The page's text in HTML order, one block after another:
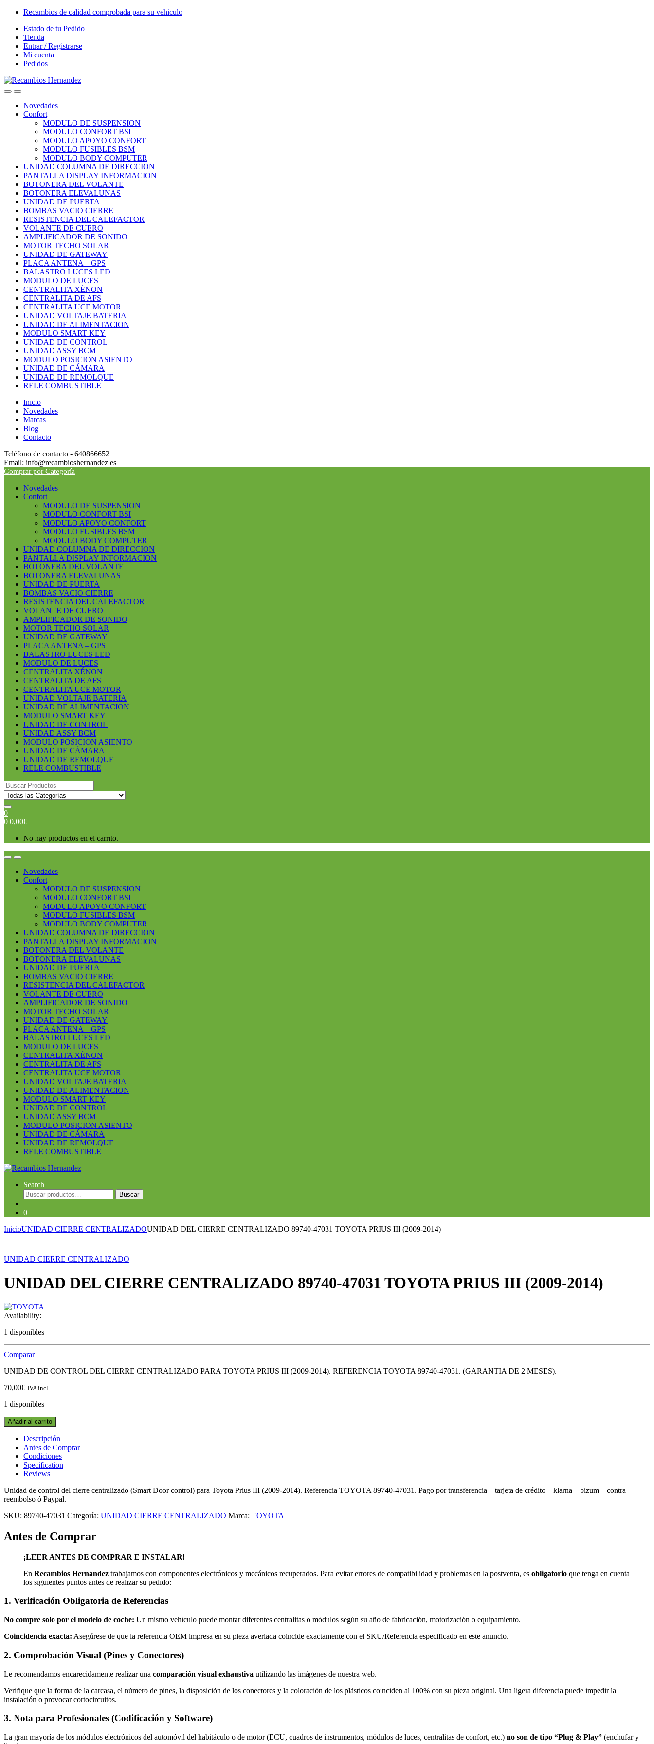
Skip
navigation
Skip
content
Recambios de calidad comprobada para su vehiculo
Estado de tu Pedido
Tienda
Entrar / Registrarse
Mi cuenta
Pedidos
OpenClose
Novedades
Confort
MODULO DE SUSPENSION
MODULO CONFORT BSI
MODULO APOYO CONFORT
MODULO FUSIBLES BSM
MODULO BODY COMPUTER
UNIDAD COLUMNA DE DIRECCION
PANTALLA DISPLAY INFORMACION
BOTONERA DEL VOLANTE
BOTONERA ELEVALUNAS
UNIDAD DE PUERTA
BOMBAS VACIO CIERRE
RESISTENCIA DEL CALEFACTOR
VOLANTE DE CUERO
AMPLIFICADOR DE SONIDO
MOTOR TECHO SOLAR
UNIDAD DE GATEWAY
PLACA ANTENA – GPS
BALASTRO LUCES LED
MODULO DE LUCES
CENTRALITA XÉNON
CENTRALITA DE AFS
CENTRALITA UCE MOTOR
UNIDAD VOLTAJE BATERIA
UNIDAD DE ALIMENTACION
MODULO SMART KEY
UNIDAD DE CONTROL
UNIDAD ASSY BCM
MODULO POSICION ASIENTO
UNIDAD DE CÁMARA
UNIDAD DE REMOLQUE
RELE COMBUSTIBLE
Inicio
Novedades
Marcas
Blog
Contacto
Teléfono de contacto - 640866652
Email: info@recambioshernandez.es
Comprar por Categoría
Novedades
Confort
MODULO DE SUSPENSION
MODULO CONFORT BSI
MODULO APOYO CONFORT
MODULO FUSIBLES BSM
MODULO BODY COMPUTER
UNIDAD COLUMNA DE DIRECCION
PANTALLA DISPLAY INFORMACION
BOTONERA DEL VOLANTE
BOTONERA ELEVALUNAS
UNIDAD DE PUERTA
BOMBAS VACIO CIERRE
RESISTENCIA DEL CALEFACTOR
VOLANTE DE CUERO
AMPLIFICADOR DE SONIDO
MOTOR TECHO SOLAR
UNIDAD DE GATEWAY
PLACA ANTENA – GPS
BALASTRO LUCES LED
MODULO DE LUCES
CENTRALITA XÉNON
CENTRALITA DE AFS
CENTRALITA UCE MOTOR
UNIDAD VOLTAJE BATERIA
UNIDAD DE ALIMENTACION
MODULO SMART KEY
UNIDAD DE CONTROL
UNIDAD ASSY BCM
MODULO POSICION ASIENTO
UNIDAD DE CÁMARA
UNIDAD DE REMOLQUE
RELE COMBUSTIBLE
Search
for:
0
0 0,00€
No hay productos en el carrito.
OpenClose
Novedades
Confort
MODULO DE SUSPENSION
MODULO CONFORT BSI
MODULO APOYO CONFORT
MODULO FUSIBLES BSM
MODULO BODY COMPUTER
UNIDAD COLUMNA DE DIRECCION
PANTALLA DISPLAY INFORMACION
BOTONERA DEL VOLANTE
BOTONERA ELEVALUNAS
UNIDAD DE PUERTA
BOMBAS VACIO CIERRE
RESISTENCIA DEL CALEFACTOR
VOLANTE DE CUERO
AMPLIFICADOR DE SONIDO
MOTOR TECHO SOLAR
UNIDAD DE GATEWAY
PLACA ANTENA – GPS
BALASTRO LUCES LED
MODULO DE LUCES
CENTRALITA XÉNON
CENTRALITA DE AFS
CENTRALITA UCE MOTOR
UNIDAD VOLTAJE BATERIA
UNIDAD DE ALIMENTACION
MODULO SMART KEY
UNIDAD DE CONTROL
UNIDAD ASSY BCM
MODULO POSICION ASIENTO
UNIDAD DE CÁMARA
UNIDAD DE REMOLQUE
RELE COMBUSTIBLE
Search
Buscar
por:
Buscar
0
InicioUNIDAD CIERRE CENTRALIZADOUNIDAD DEL CIERRE CENTRALIZADO 89740-47031 TOYOTA PRIUS III (2009-2014)
UNIDAD CIERRE CENTRALIZADO
UNIDAD DEL CIERRE CENTRALIZADO 89740-47031 TOYOTA PRIUS III (2009-2014)
Availability:
1 disponibles
Comparar
UNIDAD DE CONTROL DEL CIERRE CENTRALIZADO PARA TOYOTA PRIUS III (2009-2014). REFERENCIA TOYOTA 89740-47031. (GARANTIA DE 2 MESES).
70,00€ IVA incl.
1 disponibles
UNIDAD
DEL
CIERRE
CENTRALIZADO
89740-
47031
TOYOTA
III
(2009-
quantity
Añadir al carrito
Descripción
Antes de Comprar
Condiciones
Specification
Reviews
Unidad de control del cierre centralizado (Smart Door control) para Toyota Prius III (2009-2014). Referencia TOYOTA 89740-47031. Pago por transferencia – tarjeta de crédito – klarna – bizum – contra
reembolso ó Paypal.
SKU: 89740-47031 Categoría: UNIDAD CIERRE CENTRALIZADO Marca: TOYOTA
Antes de Comprar
¡LEER ANTES DE COMPRAR E INSTALAR!
En Recambios Hernández trabajamos con componentes electrónicos y mecánicos recuperados. Para evitar errores de compatibilidad y problemas en la postventa, es obligatorio que tenga en cuenta
los siguientes puntos antes de realizar su pedido:
1. Verificación Obligatoria de Referencias
No compre solo por el modelo de coche: Un mismo vehículo puede montar diferentes centralitas o módulos según su año de fabricación, motorización o equipamiento.
Coincidencia exacta: Asegúrese de que la referencia OEM impresa en su pieza averiada coincide exactamente con el SKU/Referencia especificado en este anuncio.
2. Comprobación Visual (Pines y Conectores)
Le recomendamos encarecidamente realizar una comparación visual exhaustiva utilizando las imágenes de nuestra web.
Verifique que la forma de la carcasa, el número de pines, la disposición de los conectores y la coloración de los plásticos coinciden al 100% con su pieza original. Una ligera diferencia puede impedir la
instalación o provocar cortocircuitos.
3. Nota para Profesionales (Codificación y Software)
La gran mayoría de los módulos electrónicos del automóvil del habitáculo o de motor (ECU, cuadros de instrumentos, módulos de luces, centralitas de confort, etc.) no son de tipo “Plug & Play” (enchufar y